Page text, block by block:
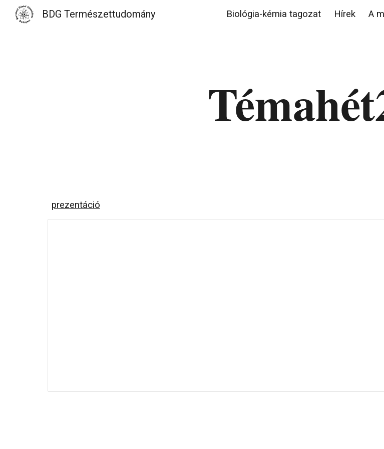
Skip to main content
BDG Természettudomány Biológia-kémia tagozat Hírek A
prezentáció